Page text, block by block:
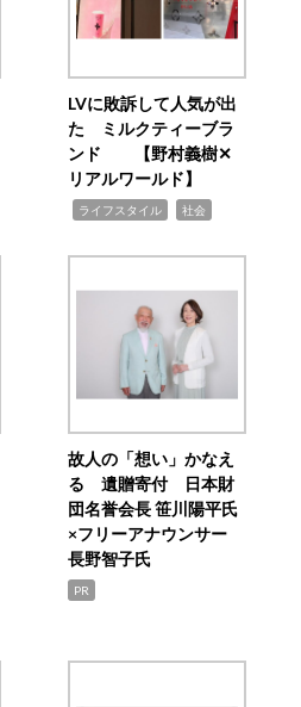
LVに敗訴して人気が出
た ミルクティーブラ
ンド 【野村義樹✕
リアルワールド】
ライフスタイル 社会
故人の「想い」かなえ
る 遺贈寄付 日本財
団名誉会長 笹川陽平氏
×フリーアナウンサー
長野智子氏
PR